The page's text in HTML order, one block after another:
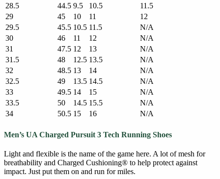
28.5
44.5 9.5 10.5
11.5
29
45 10 11
12
29.5
45.5 10.5 11.5
N/A
30
46 11 12
N/A
31
47.5 12 13
N/A
31.5
48 12.5 13.5
N/A
32
48.5 13 14
N/A
32.5
49 13.5 14.5
N/A
33
49.5 14 15
N/A
33.5
50 14.5 15.5
N/A
34
50.5 15 16 N/A
Men’s UA Charged Pursuit 3 Tech Running Shoes
Light and flexible is the name of the game here. A lot of mesh for
breathability and Charged Cushioning® to help protect against
impact. Just put them on and run for miles.